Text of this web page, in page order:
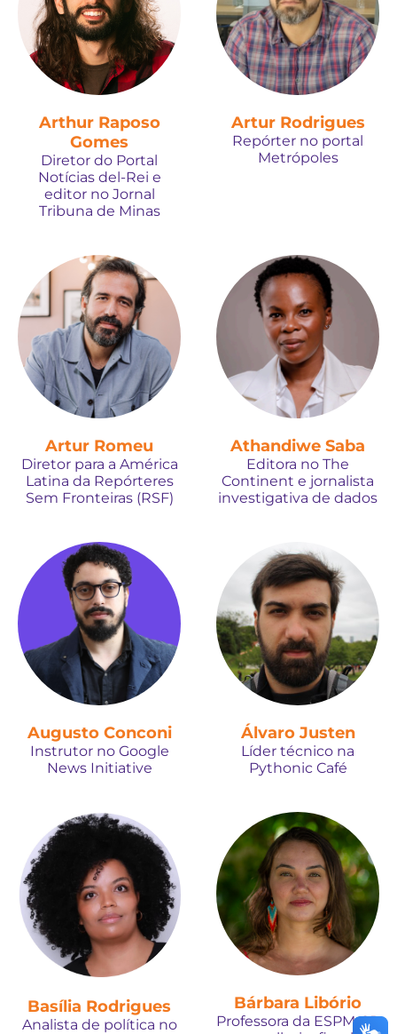
Arthur Raposo
Gomes
Diretor do Portal
Notícias del-Rei e
editor no Jornal
Tribuna de Minas
Artur Rodrigues
Repórter no portal
Metrópoles
Artur Romeu
Diretor para a América
Latina da Repórteres
Sem Fronteiras (RSF)
Athandiwe Saba
Editora no The
Continent e jornalista
investigativa de dados
Augusto Conconi
Instrutor no Google
News Initiative
Álvaro Justen
Líder técnico na
Pythonic Café
Basília Rodrigues
Analista de política no
Bárbara Libório
Professora da ESPM-SP